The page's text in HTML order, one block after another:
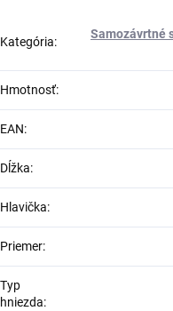
Kategória:
Samozávrtné
Hmotnosť:
EAN:
Dĺžka:
Hlavička:
Priemer:
Typ
hniezda: